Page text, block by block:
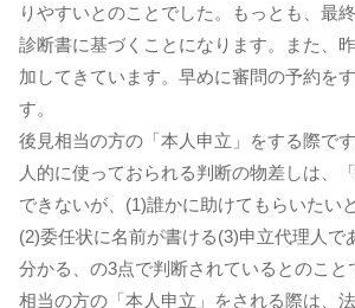
りやすいとのことでした。もっとも、最
診断書に基づくことになります。また、
加してきています。早めに審問の予約を
す。
後見相当の方の「本人申立」をする際で
人的に使っておられる判断の物差しは、
できないが、(1)誰かに助けてもらいたい
(2)委任状に名前が書ける(3)申立代理人で
分かる、の3点で判断されているとのこと
相当の方の「本人申立」をされる際は、